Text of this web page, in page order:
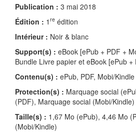
Publication : 3 mai 2018
Édition : 1 re édition
Intérieur : Noir & blanc
Support(s) : eBook [ePub + PDF +
Bundle Livre papier et eBook [ePub +
Contenu(s) : ePub, PDF, Mobi/Kindle
Protection(s) : Marquage social
(PDF), Marquage social (Mobi/Kindle)
Taille(s) : 1,67 Mo (ePub), 4,46 Mo
(Mobi/Kindle)